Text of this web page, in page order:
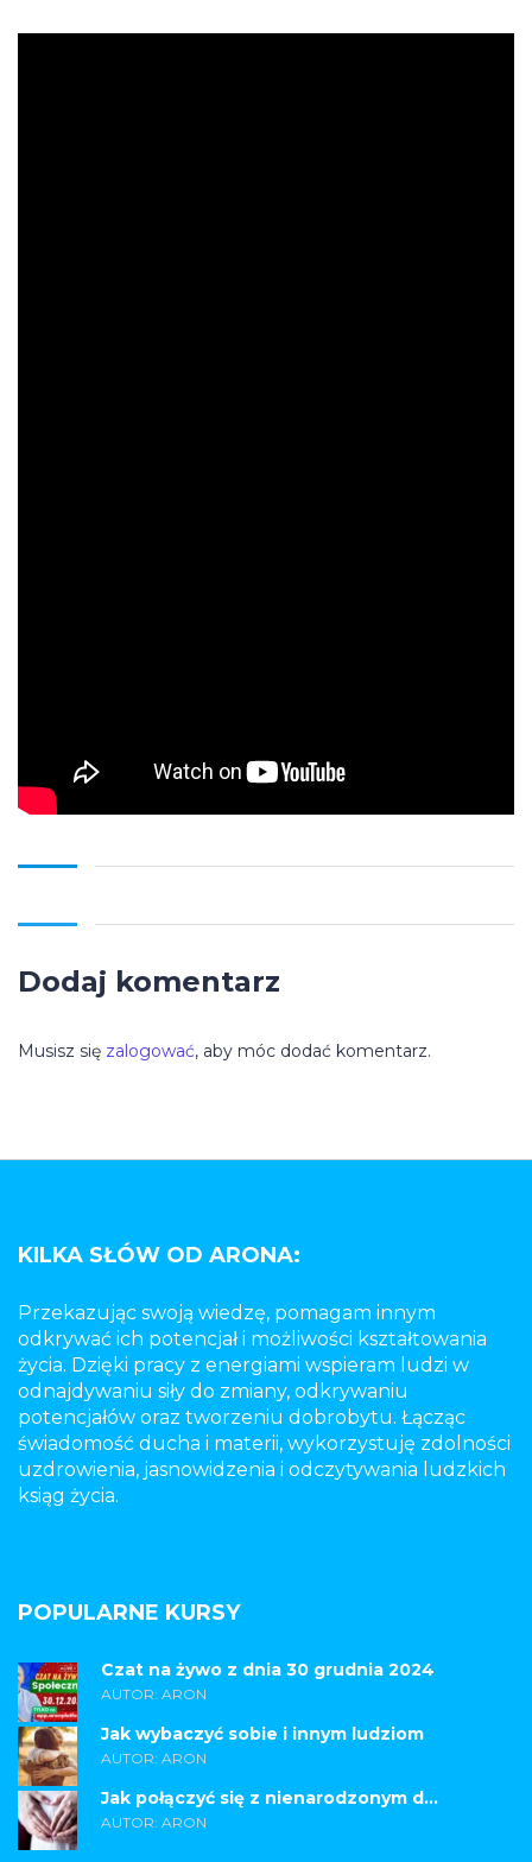
Dodaj komentarz
Musisz się zalogować, aby móc dodać komentarz.
KILKA SŁÓW OD ARONA:
Przekazując swoją wiedzę, pomagam innym
odkrywać ich potencjał i możliwości kształtowania
życia. Dzięki pracy z energiami wspieram ludzi w
odnajdywaniu siły do zmiany, odkrywaniu
potencjałów oraz tworzeniu dobrobytu. Łącząc
świadomość ducha i materii, wykorzystuję zdolności
uzdrowienia, jasnowidzenia i odczytywania ludzkich
ksiąg życia.
POPULARNE KURSY
Czat na żywo z dnia 30 grudnia 2024
AUTOR: ARON
Jak wybaczyć sobie i innym ludziom
AUTOR: ARON
Jak połączyć się z nienarodzonym d...
AUTOR: ARON